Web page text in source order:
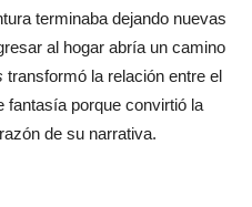
terminaba dejando nuevas
al hogar abría un camino
transformó la relación entre el
fantasía porque convirtió la
de su narrativa.